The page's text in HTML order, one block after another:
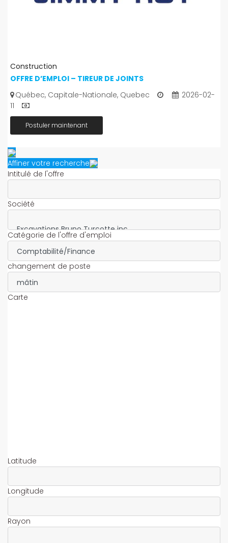
Construction
OFFRE D’EMPLOI – TIREUR DE JOINTS
Québec, Capitale-Nationale, Quebec
2026-02-
11
Postuler maintenant
Affiner votre recherche
Intitulé de l'offre
Société
Catégorie de l'offre d'emploi
changement de poste
Carte
Latitude
Longitude
Rayon